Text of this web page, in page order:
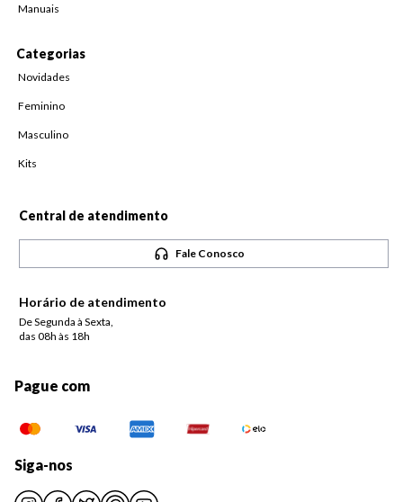
Manuais
Categorias
Novidades
Feminino
Masculino
Kits
Central de atendimento
Fale Conosco
Horário de atendimento
De Segunda à Sexta,
das 08h às 18h
Pague com
Siga-nos